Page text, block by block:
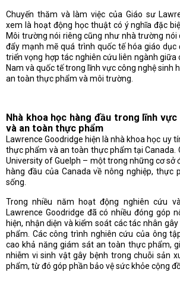
Chuyến thăm và làm việc của Giáo sư
xem là hoạt động học thuật có ý nghĩa đặc
Môi trường nói riêng cũng như nhà trường nói
đẩy mạnh mẽ quá trình quốc tế hóa giáo dục
triển vọng hợp tác nghiên cứu liên ngành giữa
Nam và quốc tế trong lĩnh vực công nghệ sinh
an toàn thực phẩm và môi trường.
Nhà khoa học hàng đầu trong lĩnh
và an toàn thực phẩm
Lawrence Goodridge hiện là nhà khoa học uy
thực phẩm và an toàn thực phẩm tại Canada.
University of Guelph – một trong những cơ sở
hàng đầu của Canada về nông nghiệp, thực
sống.
Trong nhiều năm hoạt động nghiên cứu
Lawrence Goodridge đã có nhiều đóng góp
hiện, nhận diện và kiểm soát các tác nhân
phẩm. Các công trình nghiên cứu của ông
cao khả năng giám sát an toàn thực phẩm,
nhiễm vi sinh vật gây bệnh trong chuỗi sản
phẩm, từ đó góp phần bảo vệ sức khỏe cộng